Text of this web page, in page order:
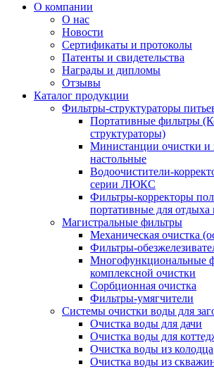
О компании
О нас
Новости
Сертификаты и протоколы
Патенты и свидетельства
Награды и дипломы
Отзывы
Каталог продукции
Фильтры-структураторы
Портативные фильтры
структураторы)
Министанции очистки и
настольные
Водоочистители-
серии ЛЮКС
Фильтры-корректоры
портативные для отдыха
Магистральные фильтры
Механическая очистка
Фильтры-
Многофункциональные
комплексной очистки
Сорбционная очистка
Фильтры-умягчители
Системы очистки воды для
Очистка воды для дачи
Очистка воды для
Очистка воды из колодца
Очистка воды из